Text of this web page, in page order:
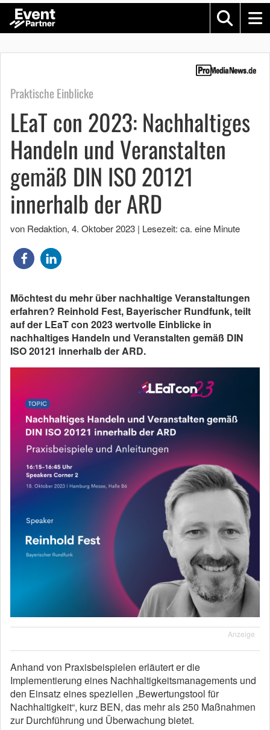
Praktische Einblicke
LEaT con 2023: Nachhaltiges
Handeln und Veranstalten
gemäß DIN ISO 20121
innerhalb der ARD
von Redaktion, 4. Oktober 2023 | Lesezeit: ca. eine Minute
Möchtest du mehr über nachhaltige Veranstaltungen
erfahren? Reinhold Fest, Bayerischer Rundfunk, teilt
auf der LEaT con 2023 wertvolle Einblicke in
nachhaltiges Handeln und Veranstalten gemäß DIN
ISO 20121 innerhalb der ARD.
Anzeige
Anhand von Praxisbeispielen erläutert er die
Implementierung eines Nachhaltigkeitsmanagements und
den Einsatz eines speziellen „Bewertungstool für
Nachhaltigkeit“, kurz BEN, das mehr als 250 Maßnahmen
zur Durchführung und Überwachung bietet.